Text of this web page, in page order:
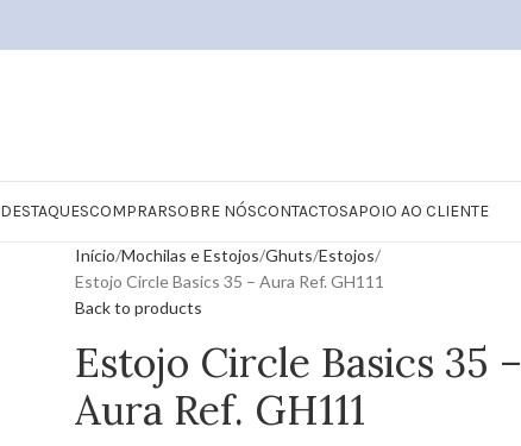
DESTAQUESCOMPRARSOBRE NÓSCONTACTOSAPOIO AO CLIENTE
Início Mochilas e Estojos Ghuts Estojos
Estojo Circle Basics 35 – Aura Ref. GH111
Back to products
Estojo Circle Basics 35 –
Aura Ref. GH111